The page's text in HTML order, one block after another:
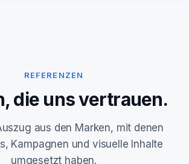
REFERENZEN
die uns vertrauen.
aus den Marken, mit denen
Kampagnen und visuelle Inhalte
umgesetzt haben.